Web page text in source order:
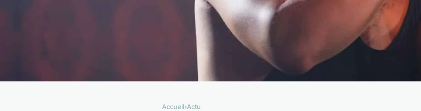
Accueil›Actu